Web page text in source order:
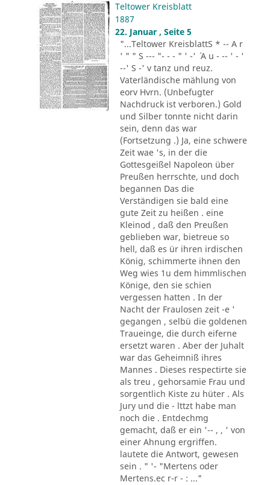
Teltower Kreisblatt
1887
22. Januar , Seite 5
"...Teltower KreisblattS * -- A r
' " " S --- "- - - " ' -' ´ A u - -- ' - '
--' S -' v tanz und reuz.
Vaterländische mählung von
eorv Hvrn. (Unbefugter
Nachdruck ist verboren.) Gold
und Silber tonnte nicht darin
sein, denn das war
(Fortsetzung .) Ja, eine schwere
Zeit wae 's, in der die
Gottesgeißel Napoleon über
Preußen herrschte, und doch
begannen Das die
Verständigen sie bald eine
gute Zeit zu heißen . eine
Kleinod , daß den Preußen
geblieben war, bietreue so
hell, daß es ür ihren irdischen
König, schimmerte ihnen den
Weg wies 1u dem himmlischen
Könige, den sie schien
vergessen hatten . In der
Nacht der Fraulosen zeit -e '
gegangen , selbü die goldenen
Traueinge, die durch eiferne
ersetzt waren . Aber der Juhalt
war das Geheimniß ihres
Mannes . Dieses respectirte sie
als treu , gehorsamie Frau und
sorgentlich Kiste zu hüter . Als
Jury und die - lttzt habe man
noch die . Entdechmg
gemacht, daß er ein '-- , , ' von
einer Ahnung ergriffen.
lautete die Antwort, gewesen
sein . " '- "Mertens oder
Mertens.ec r-r - : ..."